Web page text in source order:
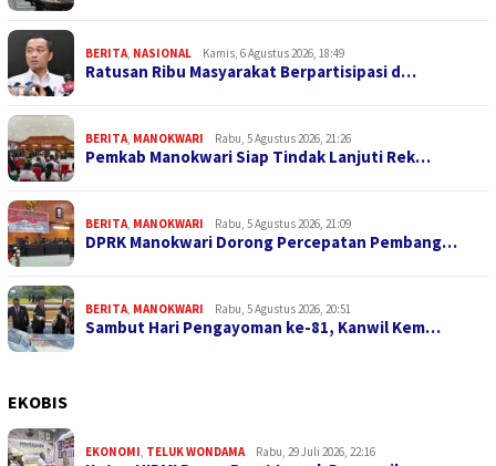
BERITA, NASIONAL Kamis, 6 Agustus 2026, 18:49
Ratusan Ribu Masyarakat Berpartisipasi d…
BERITA, MANOKWARI Rabu, 5 Agustus 2026, 21:26
Pemkab Manokwari Siap Tindak Lanjuti Rek…
BERITA, MANOKWARI Rabu, 5 Agustus 2026, 21:09
DPRK Manokwari Dorong Percepatan Pembang…
BERITA, MANOKWARI Rabu, 5 Agustus 2026, 20:51
Sambut Hari Pengayoman ke-81, Kanwil Kem…
EKOBIS
EKONOMI, TELUK WONDAMA Rabu, 29 Juli 2026, 22:16